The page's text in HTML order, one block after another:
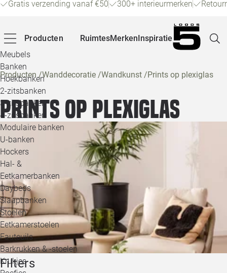
Gratis verzending vanaf €50 300+ interieurmerken
Producten
Meubels
Banken
Hoekbanken
2-zitsbanken
3-zitsbanken
4-zitsbanken
Modulaire banken
U-banken
Hockers
Hal- &
Eetkamerbanken
Daybeds
Slaapbanken
Stoelen
Eetkamerstoelen
Fauteuils
Barkrukken & -stoelen
Krukjes
RuimtesMerkenInspiratie
Producten/Wanddecoratie /Wandkunst /Prints op plexiglas
Prints op plexiglas
Filters